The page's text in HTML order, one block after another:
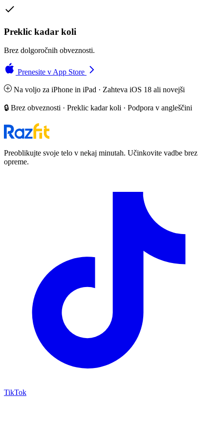
Preklic kadar koli
Brez dolgoročnih obveznosti.
Prenesite v App Store
Na voljo za iPhone in iPad · Zahteva iOS 18 ali novejši
🔒 Brez obveznosti · Preklic kadar koli · Podpora v angleščini
Preoblikujte svoje telo v nekaj minutah. Učinkovite vadbe brez
opreme.
TikTok